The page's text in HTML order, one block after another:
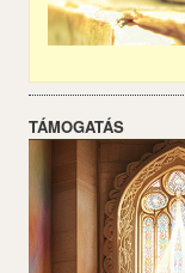
TÁMOGATÁS